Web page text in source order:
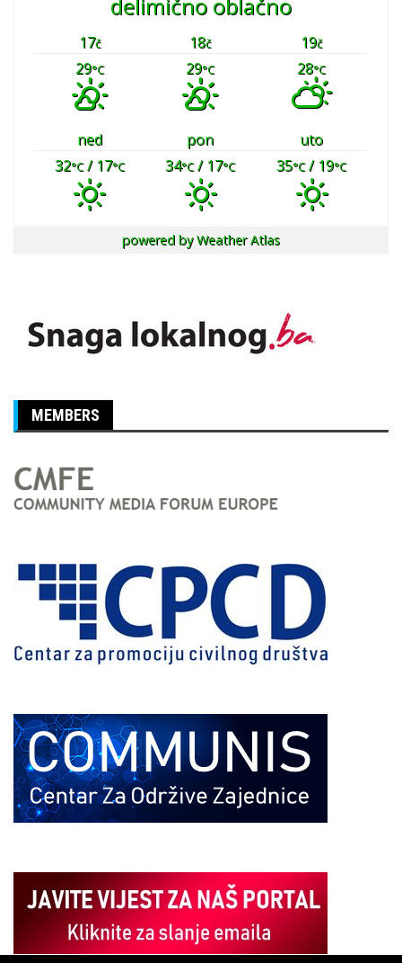
17č 18č 19č
29°C 29°C 28°C
ned pon
uto
32°C/ 17°C 34°C/ 17°C 35°C/ 19°C
powered byWeather Atlas
MEMBERS